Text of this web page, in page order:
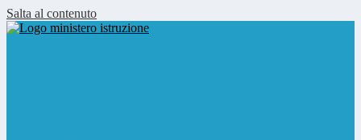
Salta al contenuto